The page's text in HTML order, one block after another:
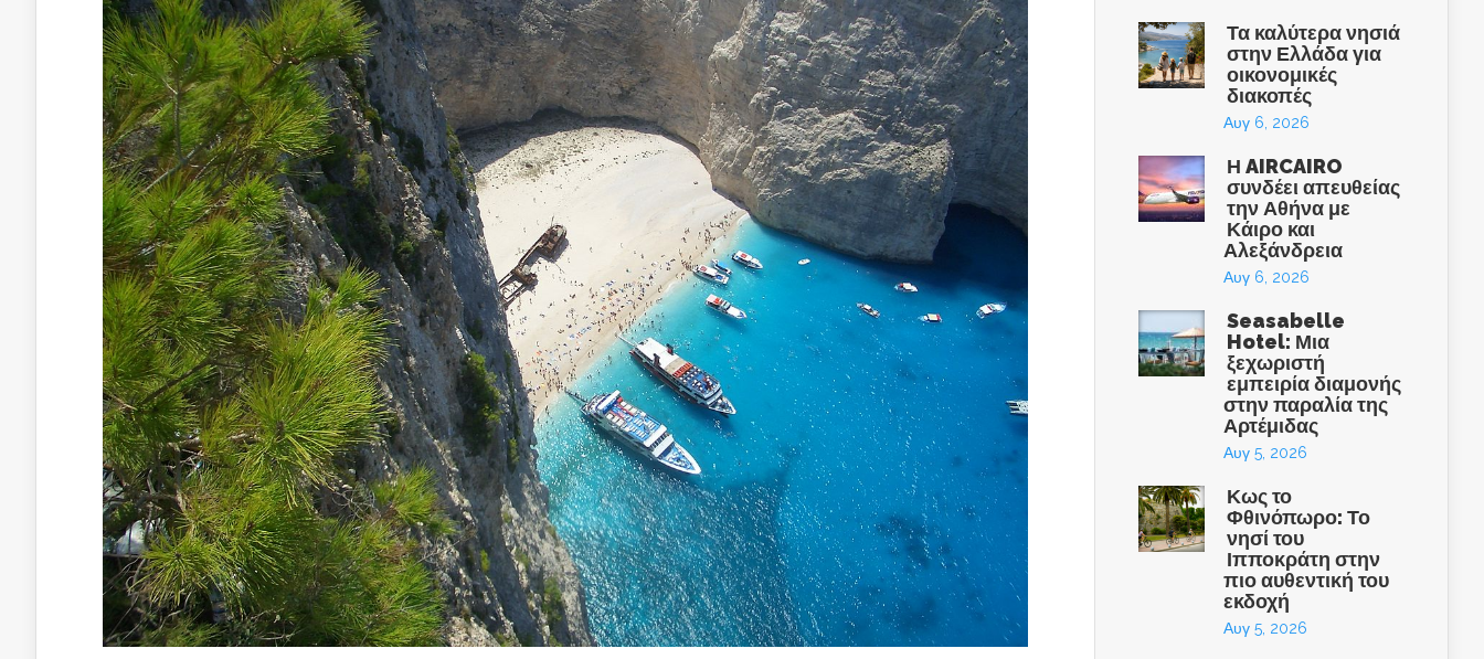
Τα καλύτερα νησιά
στην Ελλάδα για
οικονομικές
διακοπές
Αυγ 6, 2026
Η AIRCAIRO
συνδέει απευθείας
την Αθήνα με
Κάιρο και
Αλεξάνδρεια
Αυγ 6, 2026
Seasabelle
Hotel: Μια
ξεχωριστή
εμπειρία διαμονής
στην παραλία της
Αρτέμιδας
Αυγ 5, 2026
Κως το
Φθινόπωρο: Το
νησί του
Ιπποκράτη στην
πιο αυθεντική του
εκδοχή
Αυγ 5, 2026